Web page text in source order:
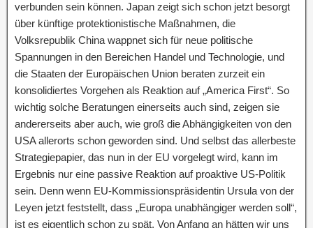
verbunden sein können. Japan zeigt sich schon jetzt besorgt
über künftige protektionistische Maßnahmen, die
Volksrepublik China wappnet sich für neue politische
Spannungen in den Bereichen Handel und Technologie, und
die Staaten der Europäischen Union beraten zurzeit ein
konsolidiertes Vorgehen als Reaktion auf „America First“. So
wichtig solche Beratungen einerseits auch sind, zeigen sie
andererseits aber auch, wie groß die Abhängigkeiten von den
USA allerorts schon geworden sind. Und selbst das allerbeste
Strategiepapier, das nun in der EU vorgelegt wird, kann im
Ergebnis nur eine passive Reaktion auf proaktive US-Politik
sein. Denn wenn EU-Kommissionspräsidentin Ursula von der
Leyen jetzt feststellt, dass „Europa unabhängiger werden soll“,
ist es eigentlich schon zu spät. Von Anfang an hätten wir uns